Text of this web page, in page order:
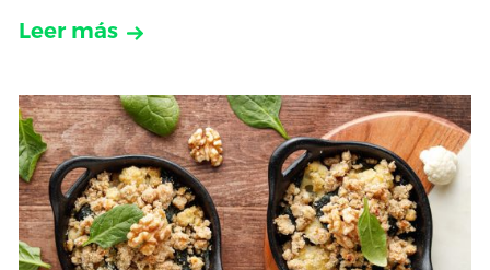
Leer más